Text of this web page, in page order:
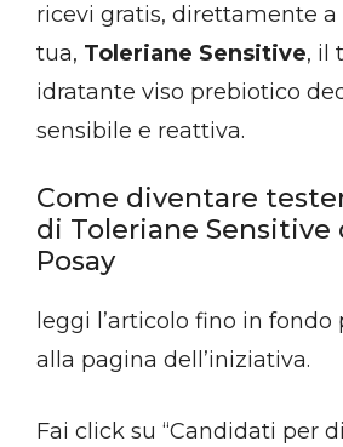
ricevi gratis, direttamente a
tua, Toleriane Sensitive, il
idratante viso prebiotico
sensibile e reattiva.
Come diventare
di Toleriane Sensitive
Posay
leggi l’articolo fino in fondo
alla pagina dell’iniziativa.
Fai click su “Candidati per